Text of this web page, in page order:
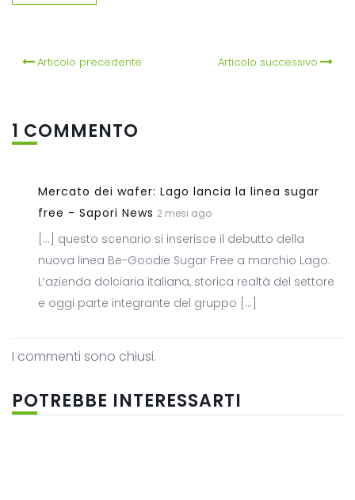
Articolo precedente Articolo successivo
1 COMMENTO
Mercato dei wafer: Lago lancia la linea sugar
free - Sapori News 2 mesi ago
[…] questo scenario si inserisce il debutto della
nuova linea Be-Goodie Sugar Free a marchio Lago.
L’azienda dolciaria italiana, storica realtà del settore
e oggi parte integrante del gruppo […]
I commenti sono chiusi.
POTREBBE INTERESSARTI